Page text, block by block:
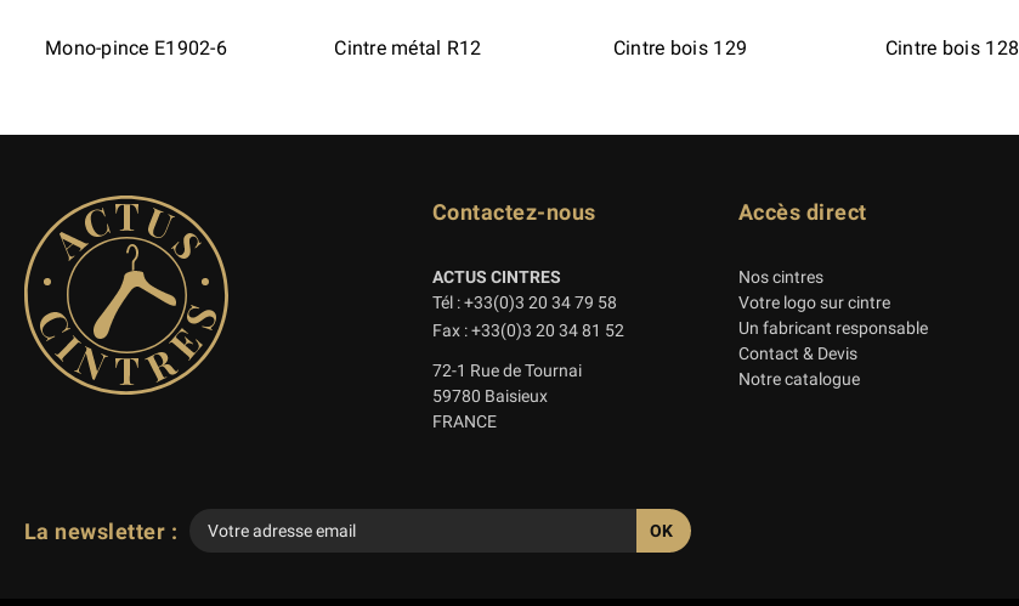
Mono-pince E1902-6 Cintre métal R12 Cintre bois 129 Cintre bois 128
Contactez-nous
ACTUS CINTRES
Tél : +33(0)3 20 34 79 58
Fax : +33(0)3 20 34 81 52
72-1 Rue de Tournai
59780 Baisieux
FRANCE
Accès direct
Nos cintres
Votre logo sur cintre
Un fabricant responsable
Contact & Devis
Notre catalogue
La newsletter :